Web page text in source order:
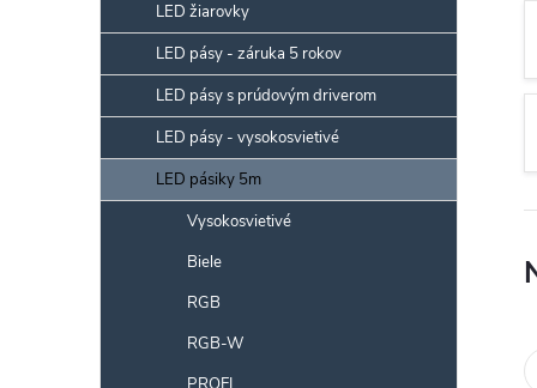
a
n
e
LED žiarovky
LED pásy - záruka 5 rokov
LED pásy s prúdovým driverom
LED pásy - vysokosvietivé
LED pásiky 5m
Vysokosvietivé
Biele
RGB
RGB-W